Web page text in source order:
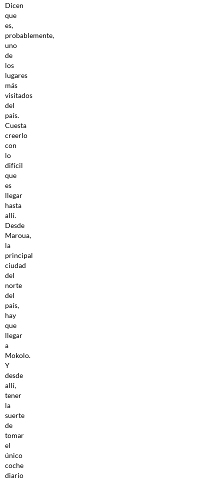
Dicen
que
es,
probablemente,
uno
de
los
lugares
más
visitados
del
país.
Cuesta
creerlo
con
lo
difícil
que
es
llegar
hasta
allí.
Desde
Maroua,
la
principal
ciudad
del
norte
del
país,
hay
que
llegar
a
Mokolo.
Y
desde
allí,
tener
la
suerte
de
tomar
el
único
coche
diario